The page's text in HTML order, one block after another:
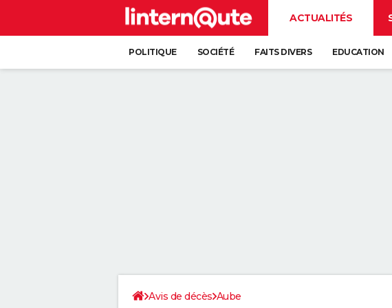
ACTUALITÉS
POLITIQUE SOCIÉTÉ FAITS DIVERS EDUCATION
Avis de décès Aube